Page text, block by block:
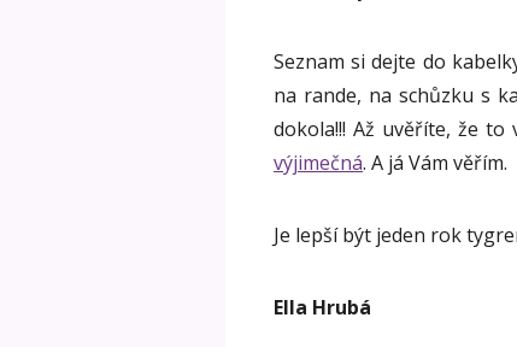
Seznam si dejte do
na rande, na schůzku s
dokola!!! Až uvěříte, že to
výjimečná. A já Vám věřím.
Je lepší být jeden rok
Ella Hrubá